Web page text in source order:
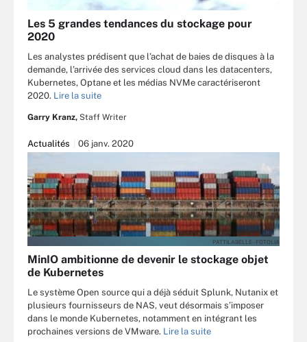
Les 5 grandes tendances du stockage pour
2020
Les analystes prédisent que l’achat de baies de disques à la
demande, l’arrivée des services cloud dans les datacenters,
Kubernetes, Optane et les médias NVMe caractériseront
2020. Lire la suite
Garry Kranz, Staff Writer
Actualités 06 janv. 2020
PATTILABELLE - FOTOLIA
MinIO ambitionne de devenir le stockage objet
de Kubernetes
Le système Open source qui a déjà séduit Splunk, Nutanix et
plusieurs fournisseurs de NAS, veut désormais s’imposer
dans le monde Kubernetes, notamment en intégrant les
prochaines versions de VMware. Lire la suite